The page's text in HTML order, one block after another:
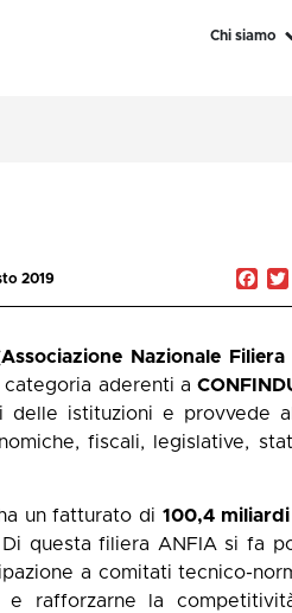
Chi siamo
2019
Nazionale
aderenti a
delle istituzioni e provvede
fiscali, legislative,
un fatturato di 100,4
questa filiera ANFIA si fa
a comitati tecnico-
e rafforzarne la